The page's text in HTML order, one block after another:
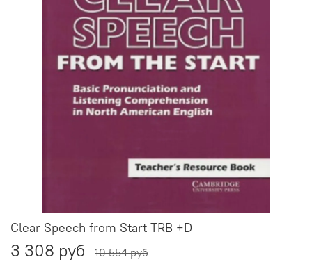
Clear Speech from Start TRB +D
3 308 руб 10 554 руб